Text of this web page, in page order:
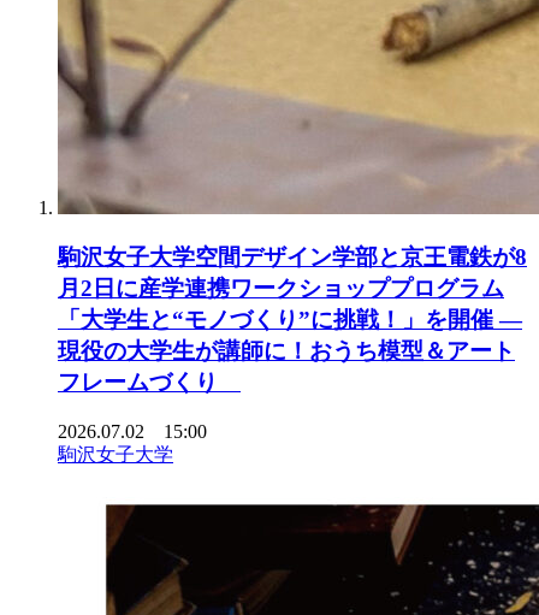
駒沢女子大学空間デザイン学部と京王電鉄が8
月2日に産学連携ワークショッププログラム
「大学生と“モノづくり”に挑戦！」を開催 ―
現役の大学生が講師に！おうち模型＆アート
フレームづくり
2026.07.02 15:00
駒沢女子大学